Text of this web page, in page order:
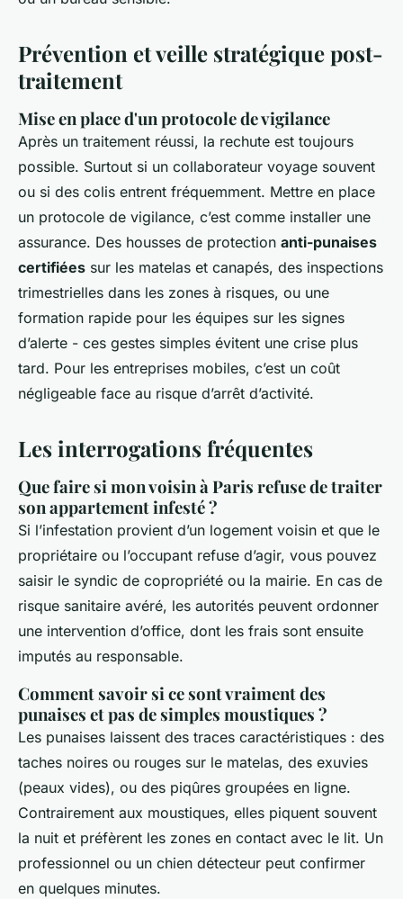
Prévention et veille stratégique post-
traitement
Mise en place d'un protocole de vigilance
Après un traitement réussi, la rechute est toujours
possible. Surtout si un collaborateur voyage souvent
ou si des colis entrent fréquemment. Mettre en place
un protocole de vigilance, c’est comme installer une
assurance. Des housses de protection anti-punaises
certifiées sur les matelas et canapés, des inspections
trimestrielles dans les zones à risques, ou une
formation rapide pour les équipes sur les signes
d’alerte - ces gestes simples évitent une crise plus
tard. Pour les entreprises mobiles, c’est un coût
négligeable face au risque d’arrêt d’activité.
Les interrogations fréquentes
Que faire si mon voisin à Paris refuse de traiter
son appartement infesté ?
Si l’infestation provient d’un logement voisin et que le
propriétaire ou l’occupant refuse d’agir, vous pouvez
saisir le syndic de copropriété ou la mairie. En cas de
risque sanitaire avéré, les autorités peuvent ordonner
une intervention d’office, dont les frais sont ensuite
imputés au responsable.
Comment savoir si ce sont vraiment des
punaises et pas de simples moustiques ?
Les punaises laissent des traces caractéristiques : des
taches noires ou rouges sur le matelas, des exuvies
(peaux vides), ou des piqûres groupées en ligne.
Contrairement aux moustiques, elles piquent souvent
la nuit et préfèrent les zones en contact avec le lit. Un
professionnel ou un chien détecteur peut confirmer
en quelques minutes.